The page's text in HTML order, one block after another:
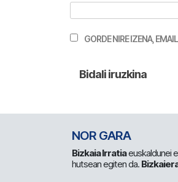
GORDE NIRE IZENA,
NOR GARA
Bizkaia Irratiaeuskaldunei
hutsean egiten da.